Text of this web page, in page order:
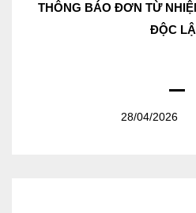
THÔNG BÁO ĐƠN TỪ
ĐỘC
28/04/2026